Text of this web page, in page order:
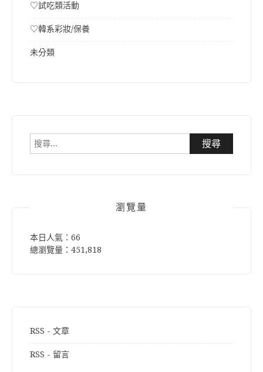
♡試吃類活動
♡韓系彩妝/保養
未分類
搜
瀏覽量
本日人氣：66
總瀏覽量：451,818
RSS - 文章
RSS - 留言